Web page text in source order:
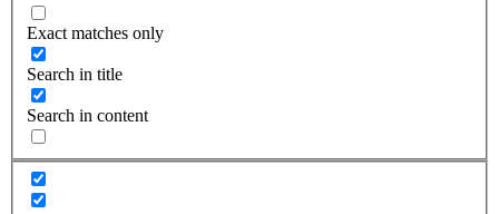
Exact matches only
Search in title
Search in content